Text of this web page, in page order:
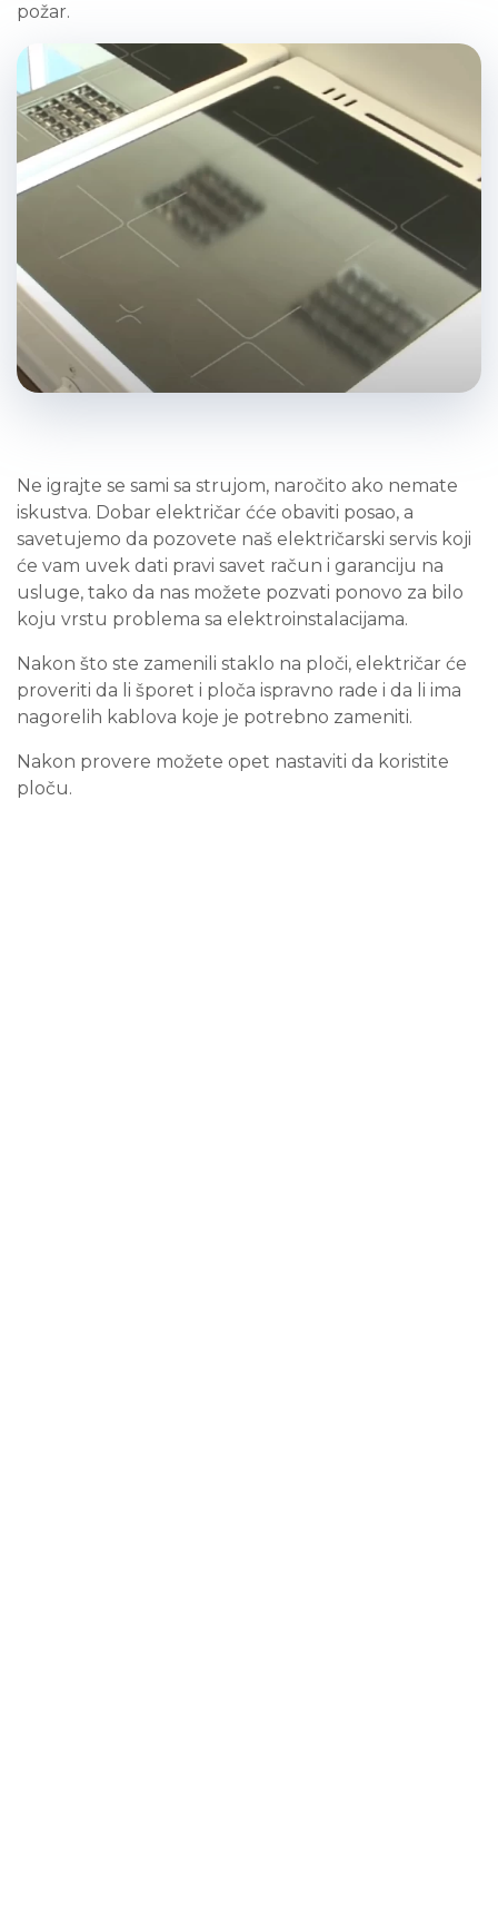
požar.
Ne igrajte se sami sa strujom, naročito ako nemate
iskustva. Dobar električar ćće obaviti posao, a
savetujemo da pozovete naš električarski servis koji
će vam uvek dati pravi savet račun i garanciju na
usluge, tako da nas možete pozvati ponovo za bilo
koju vrstu problema sa elektroinstalacijama.
Nakon što ste zamenili staklo na ploči, električar će
proveriti da li šporet i ploča ispravno rade i da li ima
nagorelih kablova koje je potrebno zameniti.
Nakon provere možete opet nastaviti da koristite
ploču.